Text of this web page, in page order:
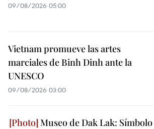
09/08/2026 05:00
Vietnam promueve las artes
marciales de Binh Dinh ante la
UNESCO
09/08/2026 03:00
Museo de Dak Lak: Símbolo